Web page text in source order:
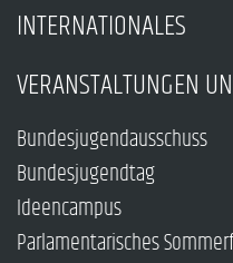
INTERNATIONALES
VERANSTALTUNGEN
Bundesjugendausschuss
Bundesjugendtag
Ideencampus
Parlamentarisches